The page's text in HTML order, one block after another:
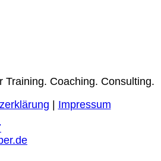
Training. Coaching. Consulting.
Impressum